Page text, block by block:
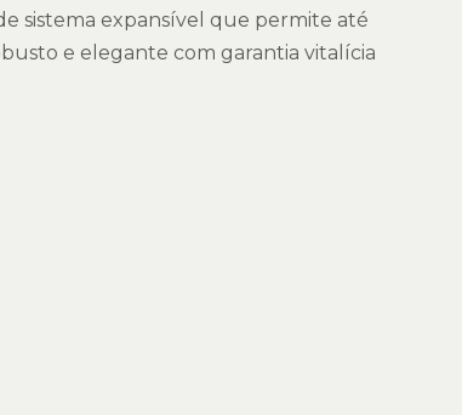
sistema expansível que permite até
e elegante com garantia vitalícia